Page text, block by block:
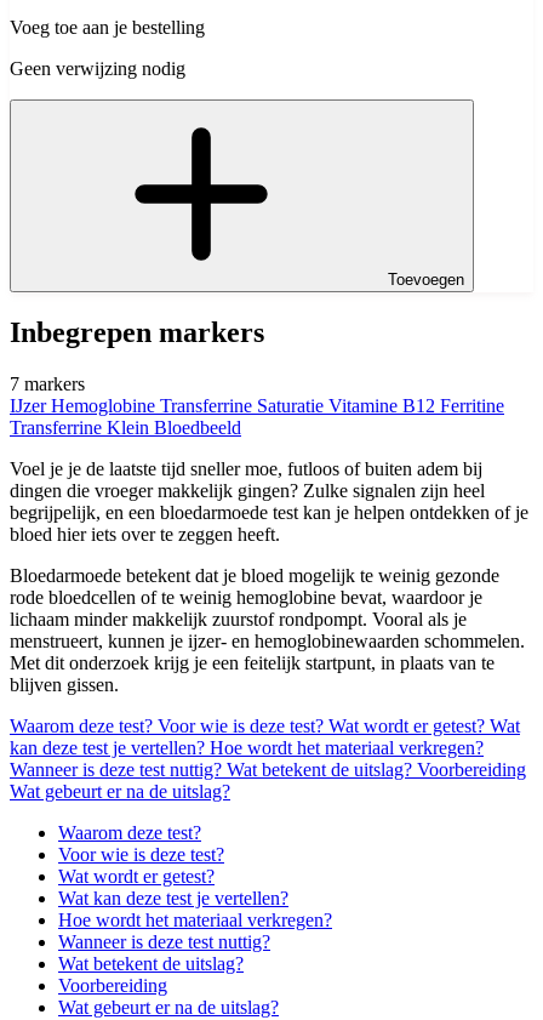
Voeg toe aan je bestelling
Geen verwijzing nodig
Toevoegen
Inbegrepen markers
7 markers
IJzerHemoglobine Transferrine Saturatie Vitamine B12 Ferritine
Transferrine Klein Bloedbeeld
Voel je je de laatste tijd sneller moe, futloos of buiten adem bij
dingen die vroeger makkelijk gingen? Zulke signalen zijn heel
begrijpelijk, en een bloedarmoede test kan je helpen ontdekken of je
bloed hier iets over te zeggen heeft.
Bloedarmoede betekent dat je bloed mogelijk te weinig gezonde
rode bloedcellen of te weinig hemoglobine bevat, waardoor je
lichaam minder makkelijk zuurstof rondpompt. Vooral als je
menstrueert, kunnen je ijzer- en hemoglobinewaarden schommelen.
Met dit onderzoek krijg je een feitelijk startpunt, in plaats van te
blijven gissen.
Waarom deze test? Voor wie is deze test? Wat wordt er getest? Wat
kan deze test je vertellen? Hoe wordt het materiaal verkregen?
Wanneer is deze test nuttig? Wat betekent de uitslag? Voorbereiding
Wat gebeurt er na de uitslag?
Waarom deze test?
Voor wie is deze test?
Wat wordt er getest?
Wat kan deze test je vertellen?
Hoe wordt het materiaal verkregen?
Wanneer is deze test nuttig?
Wat betekent de uitslag?
Voorbereiding
Wat gebeurt er na de uitslag?